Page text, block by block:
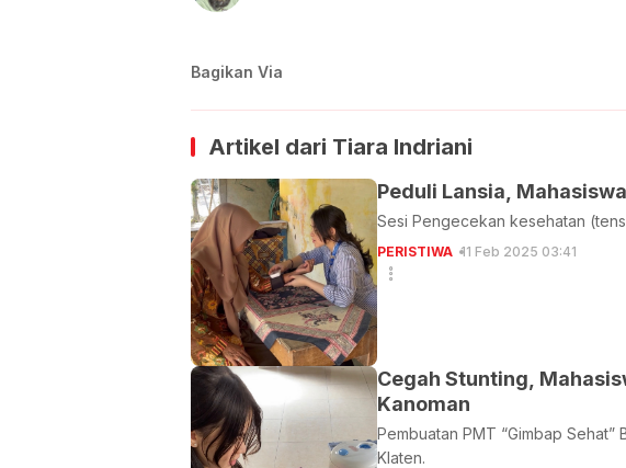
Bagikan Via
Artikel dari Tiara Indriani
Peduli Lansia,
Sesi Pengecekan kesehatan
PERISTIWA 11 Feb 2025 03:41
Cegah Stunting,
Kanoman
Pembuatan PMT “Gimbap
Klaten.